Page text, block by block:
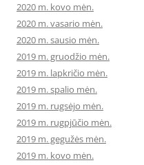
2020 m. kovo mėn.
2020 m. vasario mėn.
2020 m. sausio mėn.
2019 m. gruodžio mėn.
2019 m. lapkričio mėn.
2019 m. spalio mėn.
2019 m. rugsėjo mėn.
2019 m. rugpjūčio mėn.
2019 m. gegužės mėn.
2019 m. kovo mėn.